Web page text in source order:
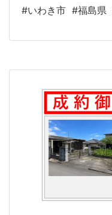
#いわき市 #福島県